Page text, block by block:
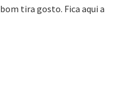
tira gosto. Fica aqui a